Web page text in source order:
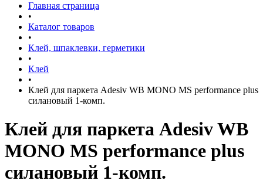
Главная страница
•
Каталог товаров
•
Клей, шпаклевки, герметики
•
Клей
•
Клей для паркета Adesiv WB MONO MS performance plus
силановый 1-комп.
Клей для паркета Adesiv WB
MONO MS performance plus
силановый 1-комп.